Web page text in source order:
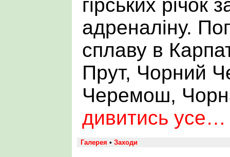
гірських
адреналіну.
сплаву в
Прут, Чорний
Черемош,
дивитись усе…
Галерея • Заходи